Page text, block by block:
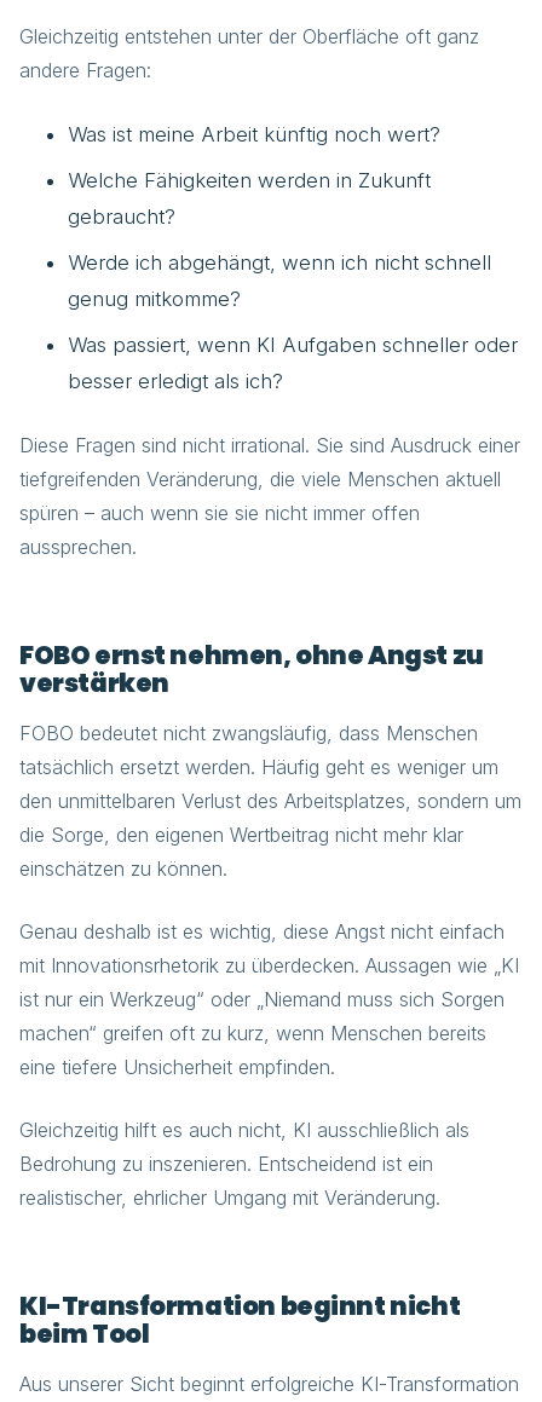
Gleichzeitig entstehen unter der Oberfläche oft ganz
andere Fragen:
Was ist meine Arbeit künftig noch wert?
Welche Fähigkeiten werden in Zukunft
gebraucht?
Werde ich abgehängt, wenn ich nicht schnell
genug mitkomme?
Was passiert, wenn KI Aufgaben schneller oder
besser erledigt als ich?
Diese Fragen sind nicht irrational. Sie sind Ausdruck einer
tiefgreifenden Veränderung, die viele Menschen aktuell
spüren – auch wenn sie sie nicht immer offen
aussprechen.
FOBO ernst nehmen, ohne Angst zu
verstärken
FOBO bedeutet nicht zwangsläufig, dass Menschen
tatsächlich ersetzt werden. Häufig geht es weniger um
den unmittelbaren Verlust des Arbeitsplatzes, sondern um
die Sorge, den eigenen Wertbeitrag nicht mehr klar
einschätzen zu können.
Genau deshalb ist es wichtig, diese Angst nicht einfach
mit Innovationsrhetorik zu überdecken. Aussagen wie „KI
ist nur ein Werkzeug“ oder „Niemand muss sich Sorgen
machen“ greifen oft zu kurz, wenn Menschen bereits
eine tiefere Unsicherheit empfinden.
Gleichzeitig hilft es auch nicht, KI ausschließlich als
Bedrohung zu inszenieren. Entscheidend ist ein
realistischer, ehrlicher Umgang mit Veränderung.
KI-Transformation beginnt nicht
beim Tool
Aus unserer Sicht beginnt erfolgreiche KI-Transformation